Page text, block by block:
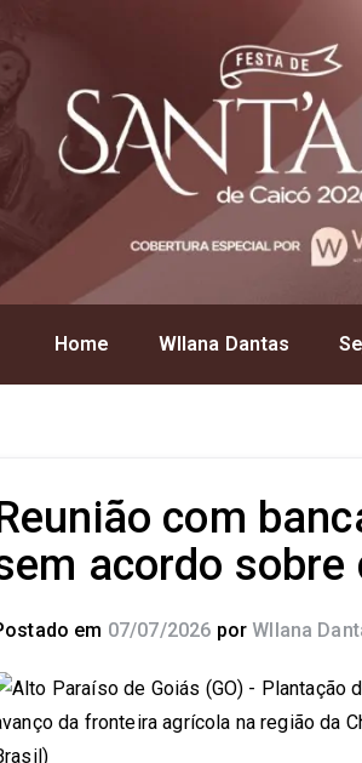
Home Wllana Dantas
com
acordo
em 07/07/2026 por Wllana